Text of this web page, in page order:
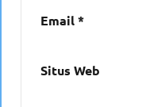
Email*
Situs Web